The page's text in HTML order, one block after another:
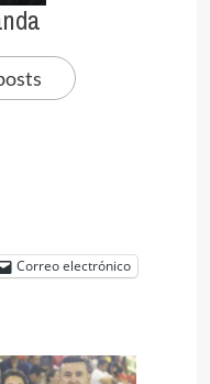
Correo electrónico